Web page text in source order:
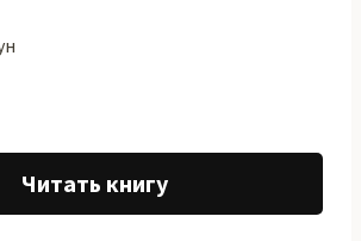
Читать книгу